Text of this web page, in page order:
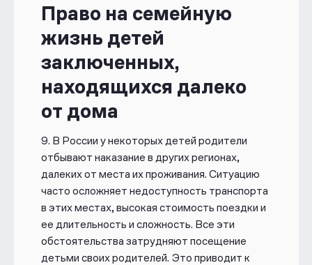
Право на семейную
жизнь детей
заключенных,
находящихся далеко
от дома
9. В России у некоторых детей родители
отбывают наказание в другихрегионах,
далеких от места их проживания. Ситуацию
часто осложняет недоступность транспорта
в этих местах, высокая стоимость поездки и
ее длительность и сложность. Все эти
обстоятельства затрудняют посещение
детьми своих родителей. Это приводит к